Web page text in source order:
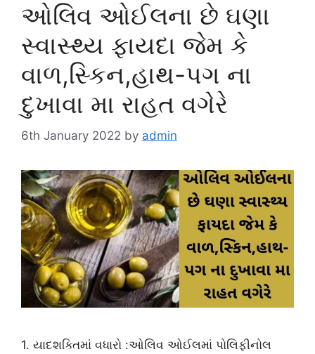
ઓલિવ ઓઈલના છે ઘણા
સ્વાસ્થ્ય ફાયદા જેમ કે
વાળ,સ્કિન,હાથ-પગ ના
દુખાવા મા રાહત વગેરે
6th January 2022 by admin
1. યાદશક્તિમાં વધારો :ઓલિવ ઓઈલમાં પોલિફીનોલ